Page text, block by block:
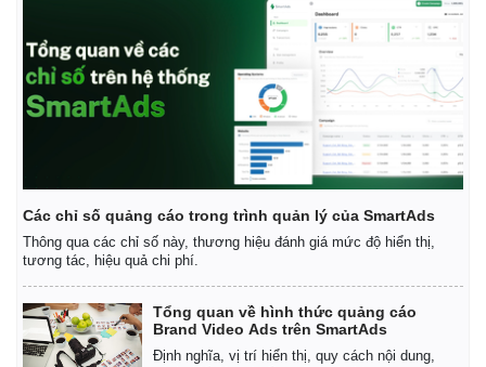
Kinh tế
Bất động sản
Khởi nghiệp
Thị trường
Giá vàng
Tiêu dùng
Chứng khoán
Giá cà phê
Các chỉ số quảng cáo trong trình quản lý của SmartAds
Thông qua các chỉ số này, thương hiệu đánh giá mức độ hiển thị,
tương tác, hiệu quả chi phí.
Tổng quan về hình thức quảng cáo
Brand Video Ads trên SmartAds
Định nghĩa, vị trí hiển thị, quy cách nội dung,